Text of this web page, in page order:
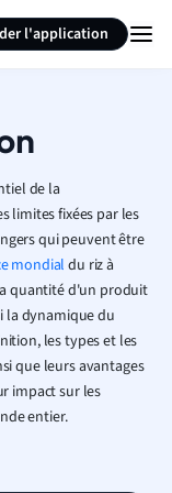
l'application
de la
limites fixées par les
qui peuvent être
mondial du riz à
quantité d'un produit
la dynamique du
les types et les
que leurs avantages
impact sur les
entier.
la page